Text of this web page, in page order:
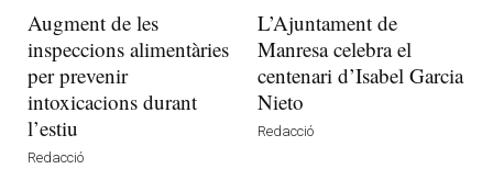
Augment de les
inspeccions alimentàries
per prevenir
intoxicacions durant
l’estiu
Redacció
L’Ajuntament de
Manresa celebra el
centenari d’Isabel Garcia
Nieto
Redacció